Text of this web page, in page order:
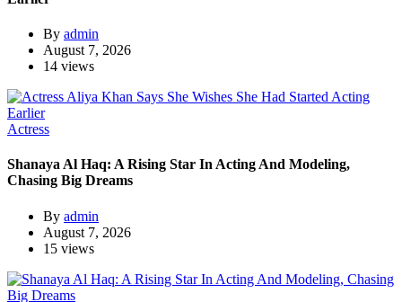
By admin
August 7, 2026
14 views
Actress
Shanaya Al Haq: A Rising Star In Acting And Modeling,
Chasing Big Dreams
By admin
August 7, 2026
15 views